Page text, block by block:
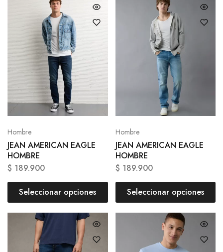
Hombre
JEAN AMERICAN EAGLE
HOMBRE
$ 189.900
Seleccionar opciones
Hombre
JEAN AMERICAN EAGLE
HOMBRE
$ 189.900
Seleccionar opciones